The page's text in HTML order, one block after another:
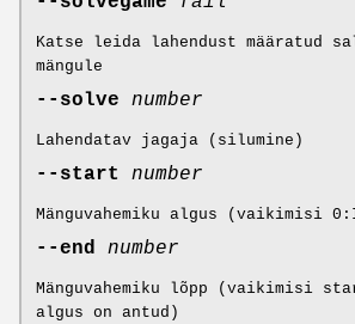
Katse leida lahendust määratud
mängule
--solve number
Lahendatav jagaja (silumine)
--start number
Mänguvahemiku algus (vaikimisi
--end number
Mänguvahemiku lõpp (vaikimisi
algus on antud)